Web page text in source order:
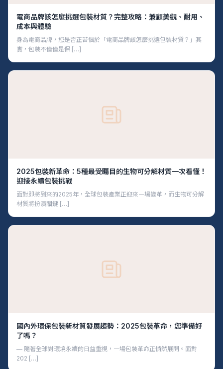
電商品牌該怎麼挑選包裝材質？完整攻略：兼顧美觀、耐用、
成本與體驗
身為電商品牌，您是否正苦惱於「電商品牌該怎麼挑選包裝材質？」其
實，包裝不僅僅是保 […]
2025包裝新革命：5種最受矚目的生物可分解材質一次看懂！
迎接永續包裝挑戰
面對即將到來的2025年，全球包裝產業正迎來一場變革，而生物可分解
材質將扮演關鍵 […]
國內外環保包裝新材質發展趨勢：2025包裝革命，您準備好
了嗎？
— 隨著全球對環境永續的日益重視，一場包裝革命正悄然展開。面對
202 […]